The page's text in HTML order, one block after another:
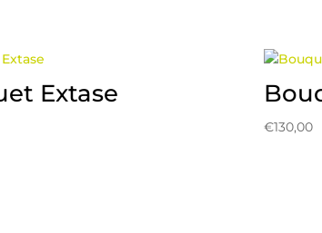
Extase
€130,00